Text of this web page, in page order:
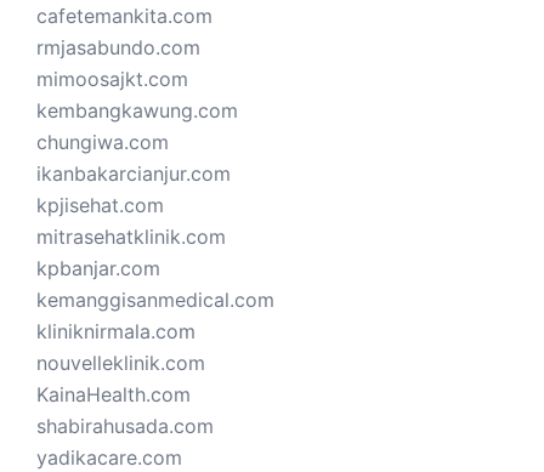
cafetemankita.com
rmjasabundo.com
mimoosajkt.com
kembangkawung.com
chungiwa.com
ikanbakarcianjur.com
kpjisehat.com
mitrasehatklinik.com
kpbanjar.com
kemanggisanmedical.com
kliniknirmala.com
nouvelleklinik.com
KainaHealth.com
shabirahusada.com
yadikacare.com